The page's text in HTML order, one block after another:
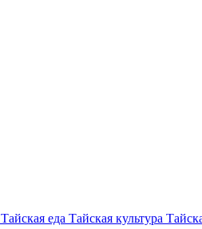
Тайская еда Тайская культура